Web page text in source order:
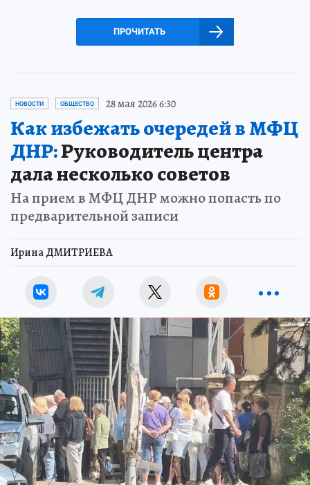
ПРОЧИТАТЬ
НОВОСТИ ОБЩЕСТВО 28 мая 2026 6:30
Как избежать очередей в МФЦ
ДНР:Руководитель центра
дала несколько советов
На прием в МФЦ ДНР можно попасть по
предварительной записи
Ирина ДМИТРИЕВА